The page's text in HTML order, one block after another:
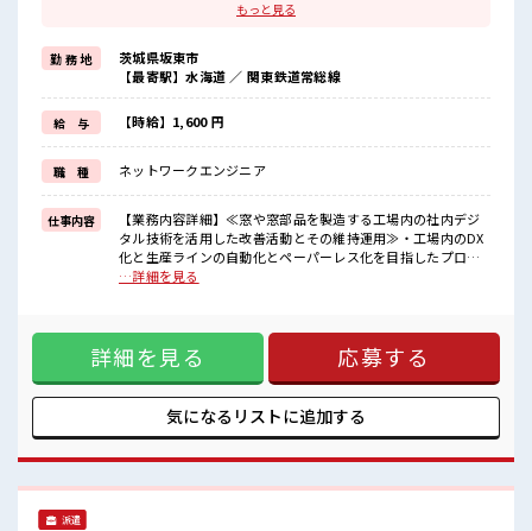
地元から出て新しい場所で働いてみたい、
り」のお仕事です！
赴任地までの交通費も当社が負担(規定有)！
遠方の方もご安心して応募ください！
≪1日1時間程の残業で収入アップ≫
残業は月20時間未満で、
ほどよく稼げます♪
≪土日祝休のお仕事≫
家族や友人と一緒にプライベート満喫！
≪髪色自由で自分らしく働く≫
明るすぎたり奇抜でなければ基本的に自由！
(規定有)
■職場の雰囲気
のんびりスマホチェック♪
持ち物が多いあなたにもぴったり☆
ロッカー付き職場♪
#ryo
もっと見る
勤 務 地
茨城県坂東市
【最寄駅】水海道 ／ 関東鉄道常総線
給 与 【時給】1,600 円
職 種 ネットワークエンジニア
仕事内容
【業務内容詳細】≪窓や窓部品を製造する工場内の社内デジ
タル技術を活用した改善活動とその維持運用≫・工場内のDX
化と生産ラインの自動化とペーパーレス化を目指したプログ
ラミング。・やる気がある方なら初心者でもOK！しっかり教
テンツ開発修正も行います) ※寮アリのお仕事！一人暮らしス
タートにもピッタリ♪ ■お仕事PR ≪寮費無料≫ 一人暮らしを
してみたい、 地元から出て新しい場所で働いてみたい、 すぐ
に働けて稼げる仕事がしたい…そんな方にピッタリな「寮あ
り」のお仕事です！ 赴任地までの交通費も当社が負担(規定
有)！ 遠方の方もご安心して応募ください！ ≪1日1時間程の
す♪ ≪土日祝休のお仕事≫ 家族や友人と一緒にプライベート
満喫！ ≪髪色自由で自分らしく働く≫ 明るすぎたり奇抜でな
…詳細を見る
詳細を見る 応募する
気になるリストに追加する
派遣